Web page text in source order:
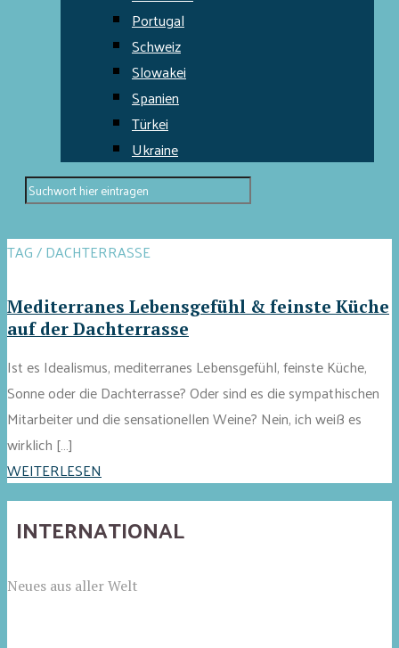
Portugal
Schweiz
Slowakei
Spanien
Türkei
Ukraine
TAG / DACHTERRASSE
Mediterranes Lebensgefühl & feinste Küche
auf der Dachterrasse
Ist es Idealismus, mediterranes Lebensgefühl, feinste Küche,
Sonne oder die Dachterrasse? Oder sind es die sympathischen
Mitarbeiter und die sensationellen Weine? Nein, ich weiß es
wirklich […]
WEITERLESEN
INTERNATIONAL
Neues aus aller Welt